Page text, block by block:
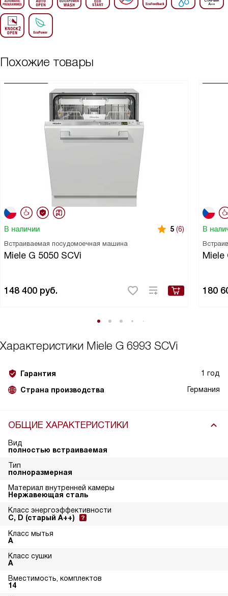
Похожие товары
В наличии 5 (6)
Встраиваемая посудомоечная машина
Miele G 5050 SCVi
148 400 руб.
В
Miele
180
Характеристики Miele G 6993 SCVi
Гарантия 1 год
Страна производства Германия
ОБЩИЕ ХАРАКТЕРИСТИКИ
Вид
полностью встраиваемая
Тип
полноразмерная
Материал внутренней камеры
Нержавеющая сталь
Класс энергоэффективности
C, D (старый A++)
Класс мытья
A
Класс сушки
A
Вместимость, комплектов
14